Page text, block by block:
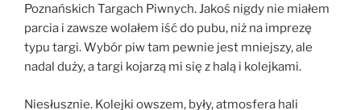
Poznańskich Targach Piwnych. Jakoś nigdy nie miałem
parcia i zawsze wolałem iść do pubu, niż na imprezę
typu targi. Wybór piw tam pewnie jest mniejszy, ale
nadal duży, a targi kojarzą mi się z halą i kolejkami.
Niesłusznie. Kolejki owszem, były, atmosfera hali